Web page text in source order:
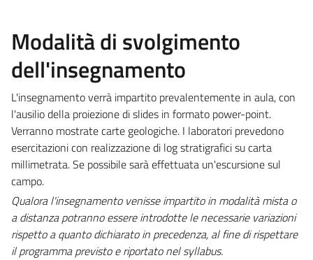
Modalità di svolgimento
dell'insegnamento
L'insegnamento verrà impartito prevalentemente in aula, con
l'ausilio della proiezione di slides in formato power-point.
Verranno mostrate carte geologiche. I laboratori prevedono
esercitazioni con realizzazione di log stratigrafici su carta
millimetrata. Se possibile sarà effettuata un'escursione sul
campo.
Qualora l'insegnamento venisse impartito in modalità mista o
a distanza potranno essere introdotte le necessarie variazioni
rispetto a quanto dichiarato in precedenza, al fine di rispettare
il programma previsto e riportato nel syllabus.